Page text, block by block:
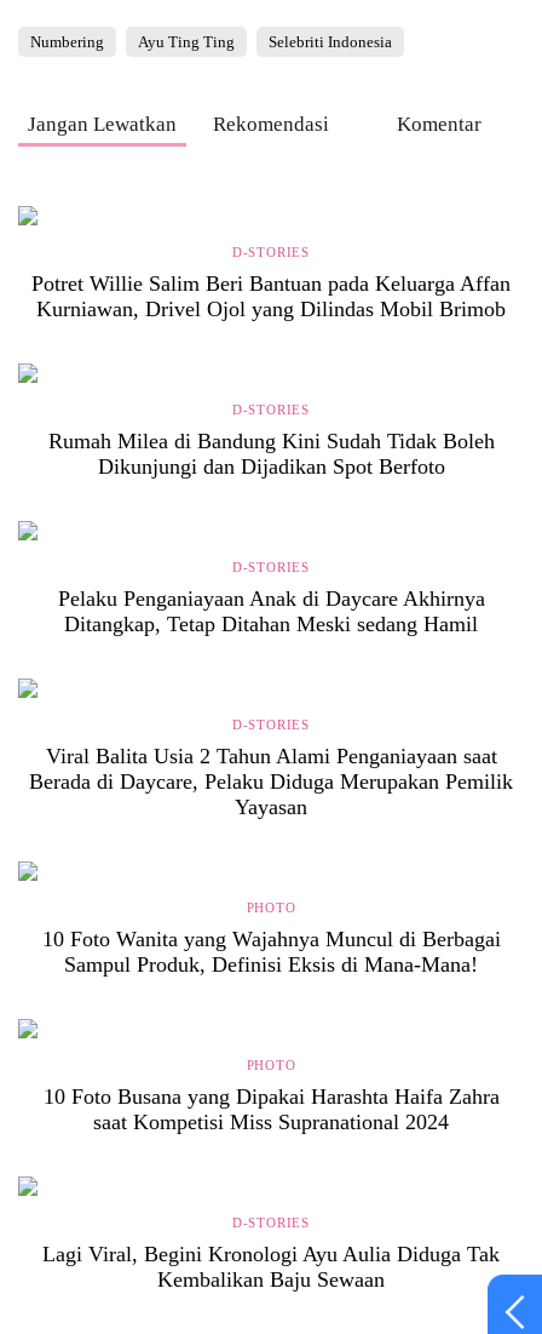
Numbering Ayu Ting Ting Selebriti Indonesia
Jangan Lewatkan Rekomendasi Komentar
D-STORIES
Potret Willie Salim Beri Bantuan pada Keluarga Affan
Kurniawan, Drivel Ojol yang Dilindas Mobil Brimob
D-STORIES
Rumah Milea di Bandung Kini Sudah Tidak Boleh
Dikunjungi dan Dijadikan Spot Berfoto
D-STORIES
Pelaku Penganiayaan Anak di Daycare Akhirnya
Ditangkap, Tetap Ditahan Meski sedang Hamil
D-STORIES
Viral Balita Usia 2 Tahun Alami Penganiayaan saat
Berada di Daycare, Pelaku Diduga Merupakan Pemilik
Yayasan
PHOTO
10 Foto Wanita yang Wajahnya Muncul di Berbagai
Sampul Produk, Definisi Eksis di Mana-Mana!
PHOTO
10 Foto Busana yang Dipakai Harashta Haifa Zahra
saat Kompetisi Miss Supranational 2024
D-STORIES
Lagi Viral, Begini Kronologi Ayu Aulia Diduga Tak
Kembalikan Baju Sewaan